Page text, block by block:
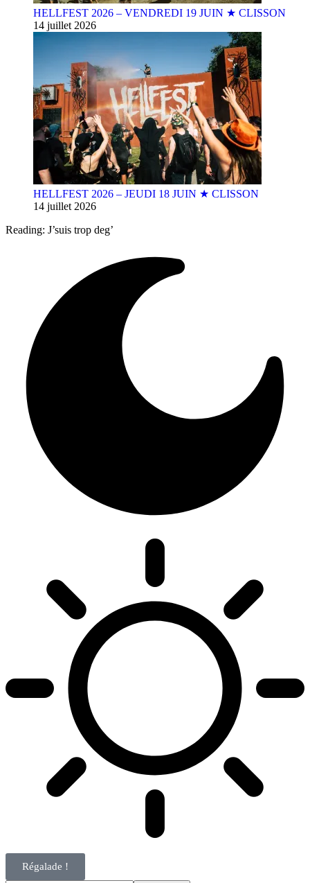
HELLFEST 2026 – VENDREDI 19 JUIN ★ CLISSON
14 juillet 2026
HELLFEST 2026 – JEUDI 18 JUIN ★ CLISSON
14 juillet 2026
Reading: J’suis trop deg’
Régalade !